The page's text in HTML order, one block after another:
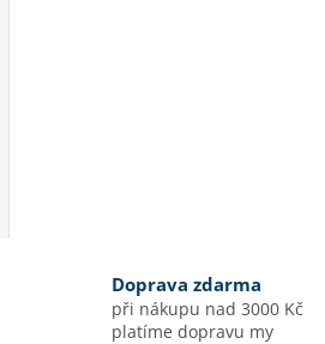
Doprava zdarma
při nákupu nad 3000 Kč
platíme dopravu my